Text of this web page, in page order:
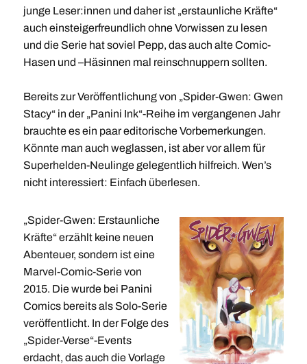
junge Leser:innen und daher ist „erstaunliche Kräfte“
auch einsteigerfreundlich ohne Vorwissen zu lesen
und die Serie hat soviel Pepp, das auch alte Comic-
Hasen und –Häsinnen mal reinschnuppern sollten.
Bereits zur Veröffentlichung von „Spider-Gwen: Gwen
Stacy“ in der „Panini Ink“-Reihe im vergangenen Jahr
brauchte es ein paar editorische Vorbemerkungen.
Könnte man auch weglassen, ist aber vor allem für
Superhelden-Neulinge gelegentlich hilfreich. Wen’s
nicht interessiert: Einfach überlesen.
„Spider-Gwen: Erstaunliche
Kräfte“ erzählt keine neuen
Abenteuer, sondern ist eine
Marvel-Comic-Serie von
2015. Die wurde bei Panini
Comics bereits als Solo-Serie
veröffentlicht. In der Folge des
„Spider-Verse“-Events
erdacht, das auch die Vorlage